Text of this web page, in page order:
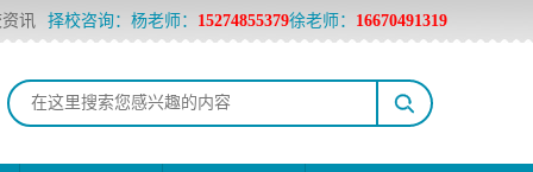
讯 择校咨询：杨老师： 15274855379徐老师： 16670491319